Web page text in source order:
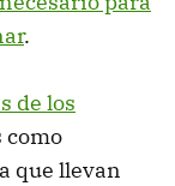
.
de los
como
que llevan